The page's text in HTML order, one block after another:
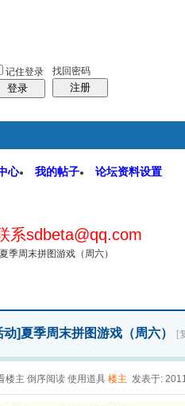
记住登录
登录
找回密码
注册
心 我的帖子 论坛资料设置
系sdbeta@qq.com
夏季周末拼图游戏（周六）
动]夏季周末拼图游戏（周六） [
楼主 倒序阅读 使用道具 楼主 发表于: